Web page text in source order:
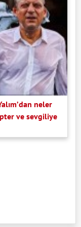
neler
ve sevgiliye